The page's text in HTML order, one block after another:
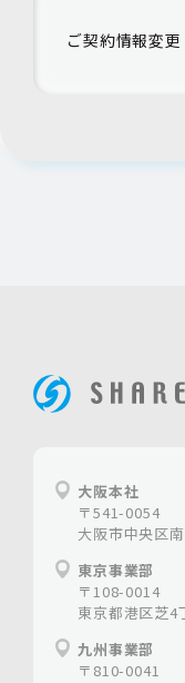
ご契約情報変更
大阪本社
〒541-0054
大阪市中央区
東京事業部
〒108-0014
東京都港区芝4
九州事業部
〒810-0041